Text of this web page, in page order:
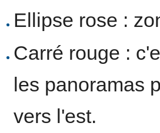
Ellipse rose :
Carré rouge :
les panoramas
vers l'est.